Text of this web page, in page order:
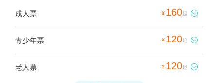
成人票 ¥ 160起 
青少年票 ¥ 120起 
老人票 ¥ 120起 